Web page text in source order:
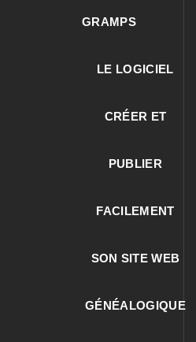
GRAMPS
LE LOGICIEL
CRÉER ET
PUBLIER
FACILEMENT
SON SITE WEB
GÉNÉALOGIQUE